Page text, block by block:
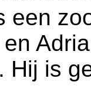
een
Hij is